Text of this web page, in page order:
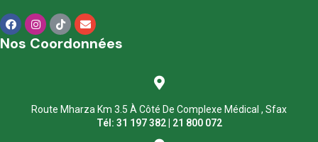
Nos Coordonnées
Route Mharza Km 3.5 À Côté De Complexe Médical , Sfax
Tél: 31 197 382 | 21 800 072